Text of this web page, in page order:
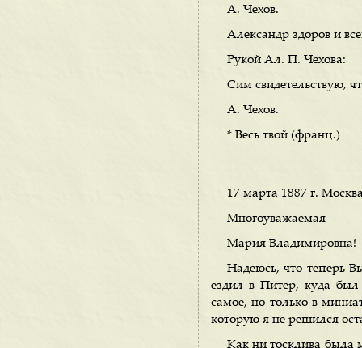
А. Чехов.
Александр здоров и
Рукой Ал. П. Чехова:
Сим свидетельствую,
А. Чехов.
* Весь твой (франц.)
17 марта 1887 г.
Многоуважаемая
Мария Владимировна!
Надеюсь, что теперь
ездил в Питер, куда был
самое, но только в
которую я не решился
Как ни тосклива была